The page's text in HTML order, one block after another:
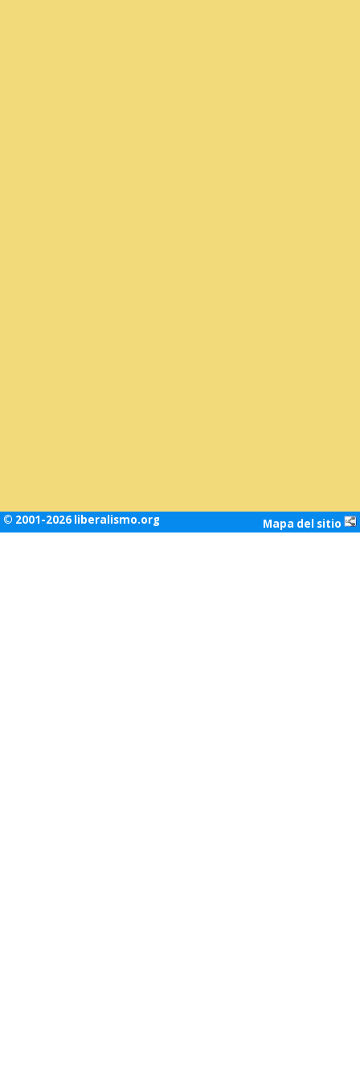
© 2001-2026 liberalismo.org Mapa del sitio